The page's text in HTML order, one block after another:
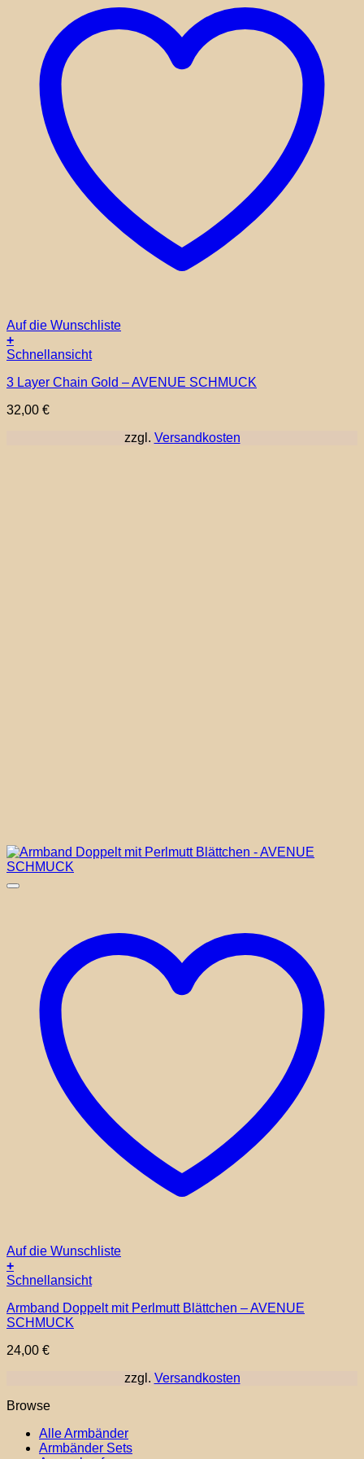
Auf die Wunschliste
+
Schnellansicht
3 Layer Chain Gold – AVENUE SCHMUCK
32,00 €
zzgl. Versandkosten
Auf die Wunschliste
+
Dieses
weist
mehrere
auf.
können
auf
Produktseite
gewählt
Schnellansicht
Armband Doppelt mit Perlmutt Blättchen – AVENUE
SCHMUCK
24,00 €
zzgl. Versandkosten
Browse
Alle Armbänder
Armbänder Sets